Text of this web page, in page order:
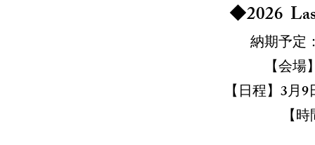
◆2026
納期予定
【会
【日程】3月
【